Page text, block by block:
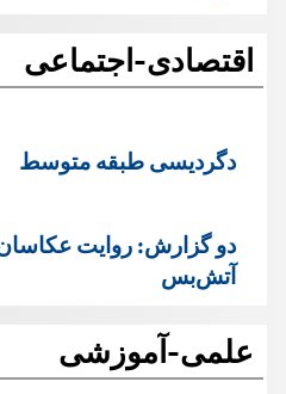
اقتصادی-اجتماعی
دگردیسی طبقه متوسط
دو گزارش: روایت
آتش‌بس
علمی-آموزشی